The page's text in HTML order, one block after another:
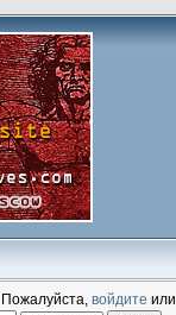
. Пожалуйста, войдите или